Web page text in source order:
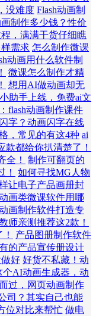
没难度 Flash动画制
画制作多少钱？性价
，满满干货仔细瞧
需求 怎么制作微课
动画用什么软件制
微课怎么制作才精
想用AI做动画却无
助手上线，免费ai文
flash动画制作课件
字？动画闪字在线
，常见的有这4种 ai
都给你扒清楚了！
全！
制作可翻页的
！
如何寻找MG人物
让电子产品画册封
画类微课软件用哪
画制作软件打造专
师亲测推荐这2款！
产品图册制作软件
的产品宣传册设计
好 好货不私藏！动
个AI动画生成器，动
过，网页动画制作
司？其实自己也能
位对比来帮忙 做电